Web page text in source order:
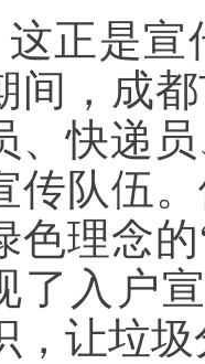
这正是宣
间，成
、快递
传队伍
色理念
了入户
，让垃